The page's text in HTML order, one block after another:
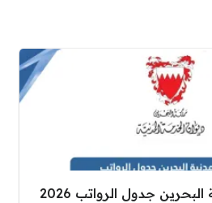
جدول الرواتب 2026